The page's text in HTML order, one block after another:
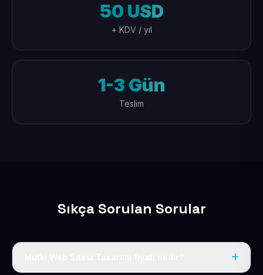
50 USD
+ KDV / yıl
1-3 Gün
Teslim
Sıkça Sorulan Sorular